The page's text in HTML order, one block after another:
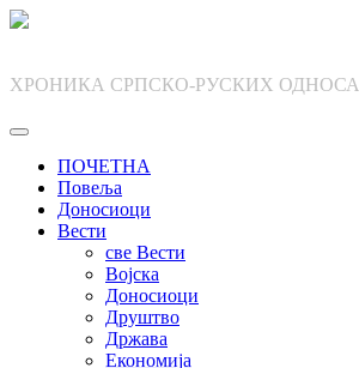
Skip
ХРОНИКА СРПСКО-РУСКИХ ОДНОСА
ПОЧЕТНА
Повеља
Доносиоци
Вести
све Вести
Војска
Доносиоци
Друштво
Држава
Економија